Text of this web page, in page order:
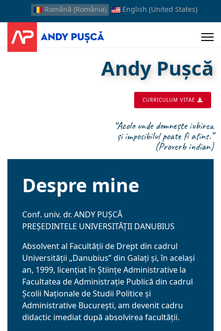
Română (România) English (United States)
Andy Pușcă
CURRICULUM VITAE
“Acolo unde domnește iubirea
și imposibilul poate fi atins.”
(Proverb indian)
Despre mine
Conf. univ. dr. ANDY PUŞCĂ
PREȘEDINTELE UNIVERSITĂŢII DANUBIUS
Absolvent al Facultăţii de Drept din cadrul
Universităţii „Danubius” din Galaţi și, în același
an, 1999, licenţiat în Ştiinţe Administrative la
Facultatea de Administraţie Publică din cadrul
Şcolii Naţionale de Studii Politice şi
Administrative Bucureşti, am devenit cadru
didactic imediat după absolvirea facultății.